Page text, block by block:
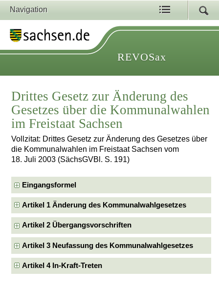
Navigation
REVOSax
Drittes Gesetz zur Änderung des
Gesetzes über die Kommunalwahlen
im Freistaat Sachsen
Vollzitat: Drittes Gesetz zur Änderung des Gesetzes über
die Kommunalwahlen im Freistaat Sachsen vom
18. Juli 2003 (SächsGVBl. S. 191)
Eingangsformel
Artikel 1 Änderung des Kommunalwahlgesetzes
Artikel 2 Übergangsvorschriften
Artikel 3 Neufassung des Kommunalwahlgesetzes
Artikel 4 In-Kraft-Treten